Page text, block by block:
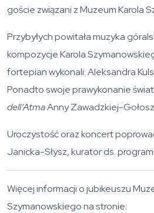
goście związani z Muzeum Karola
Przybyłych powitała muzyka
kompozycje Karola
fortepian wykonali: Aleksandra
Ponadto swoje prawykonanie
dell’AtmaAnny Zawadzkiej-
Uroczystość oraz koncert
Janicka-Słysz, kurator ds.
Więcej informacji o jubikeuszu
Szymanowskiego na stronie: